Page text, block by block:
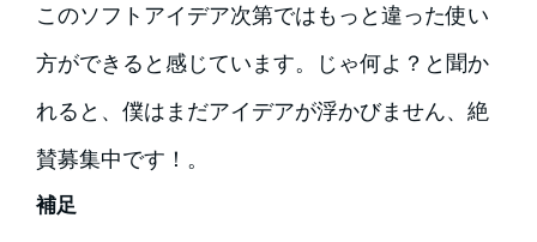
このソフトアイデア次第ではもっと違った使い
方ができると感じています。じゃ何よ？と聞か
れると、僕はまだアイデアが浮かびません、絶
賛募集中です！。
補足